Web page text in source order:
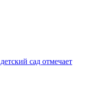
сад отмечает